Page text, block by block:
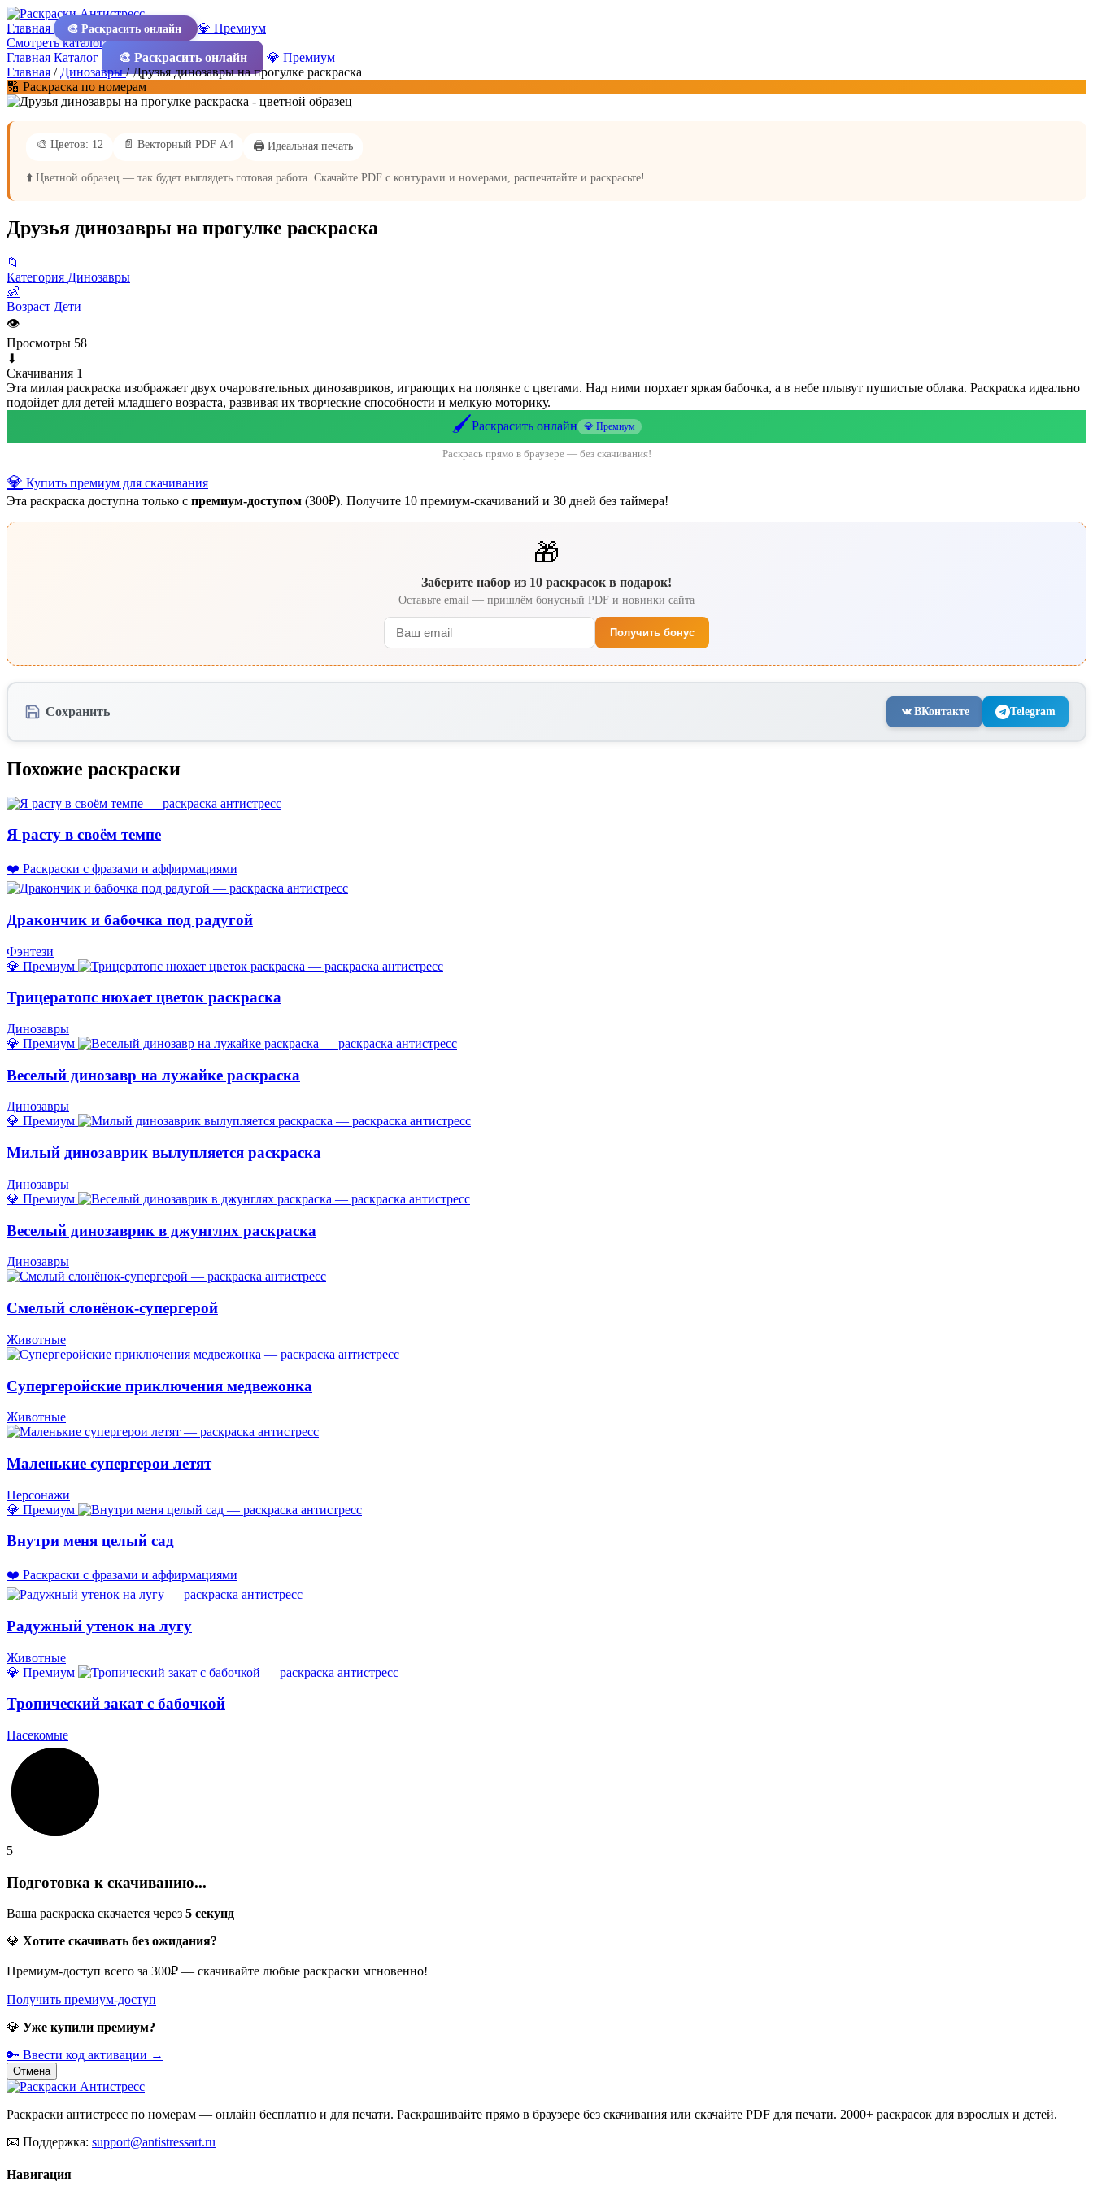
Главная 🎨 Раскрасить онлайн
💎 Премиум
Смотреть каталог
Главная Каталог 🎨 Раскрасить онлайн
💎 Премиум
Главная / Динозавры/Друзья динозавры на прогулке раскраска
🔢 Раскраска по номерам
🎨 Цветов: 12 📄 Векторный PDF А4 🖨️ Идеальная печать
⬆️ Цветной образец — так будет выглядеть готовая работа. Скачайте PDF с контурами и номерами, распечатайте и раскрасьте!
Друзья динозавры на прогулке раскраска
📁
Категория Динозавры
👶
Возраст Дети
👁
Просмотры 58
⬇
Скачивания 1
Эта милая раскраска изображает двух очаровательных динозавриков, играющих на полянке с цветами. Над ними порхает яркая бабочка, а в небе плывут пушистые облака. Раскраска идеально
подойдет для детей младшего возраста, развивая их творческие способности и мелкую моторику.
🖌️Раскрасить онлайн 💎 Премиум
Раскрась прямо в браузере — без скачивания!
💎 Купить премиум для скачивания
Эта раскраска доступна только с премиум-доступом (300₽). Получите 10 премиум-скачиваний и 30 дней без таймера!
🎁
Заберите набор из 10 раскрасок в подарок!
Оставьте email — пришлём бонусный PDF и новинки сайта
Получить бонус
Сохранить ВКонтакте Telegram
Похожие раскраски
Я расту в своём темпе
❤️ Раскраски с фразами и аффирмациями
Дракончик и бабочка под радугой
Фэнтези
💎 Премиум
Трицератопс нюхает цветок раскраска
Динозавры
💎 Премиум
Веселый динозавр на лужайке раскраска
Динозавры
💎 Премиум
Милый динозаврик вылупляется раскраска
Динозавры
💎 Премиум
Веселый динозаврик в джунглях раскраска
Динозавры
Смелый слонёнок-супергерой
Животные
Супергеройские приключения медвежонка
Животные
Маленькие супергерои летят
Персонажи
💎 Премиум
Внутри меня целый сад
❤️ Раскраски с фразами и аффирмациями
Радужный утенок на лугу
Животные
💎 Премиум
Тропический закат с бабочкой
Насекомые
5
Подготовка к скачиванию...
Ваша раскраска скачается через 5 секунд
💎 Хотите скачивать без ожидания?
Премиум-доступ всего за 300₽ — скачивайте любые раскраски мгновенно!
Получить премиум-доступ
💎 Уже купили премиум?
🔑 Ввести код активации →
Отмена
Раскраски антистресс по номерам — онлайн бесплатно и для печати. Раскрашивайте прямо в браузере без скачивания или скачайте PDF для печати. 2000+ раскрасок для взрослых и детей.
📧 Поддержка: support@antistressart.ru
Навигация